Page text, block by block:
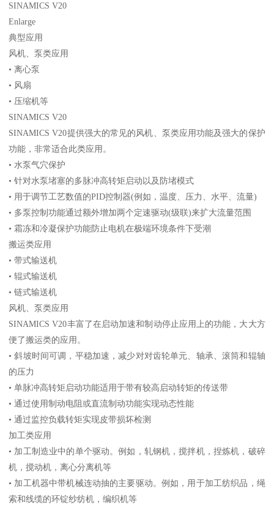
SINAMICS V20
Enlarge
典型应用
风机、泵类应用
• 离心泵
• 风扇
• 压缩机等
SINAMICS V20
SINAMICS V20提供强大的常见的风机、泵类应用功能及强大的保护
功能，非常适合此类应用。
• 水泵气穴保护
• 针对水泵堵塞的多脉冲高转矩启动以及防堵模式
• 用于调节工艺数值的PID控制器(例如，温度、压力、水平、流量)
• 多泵控制功能通过额外增加两个定速驱动(级联)来扩大流量范围
• 霜冻和冷凝保护功能防止电机在极端环境条件下受潮
搬运类应用
• 带式输送机
• 辊式输送机
• 链式输送机
风机、泵类应用
SINAMICS V20丰富了在启动加速和制动停止应用上的功能，大大方
便了搬运类的应用。
• 斜坡时间可调，平稳加速，减少对对齿轮单元、轴承、滚筒和辊轴
的压力
• 单脉冲高转矩启动功能适用于带有较高启动转矩的传送带
• 通过使用制动电阻或直流制动功能实现动态性能
• 通过监控负载转矩实现皮带损坏检测
加工类应用
• 加工制造业中的单个驱动。例如，轧钢机，搅拌机，捏炼机，破碎
机，搅动机，离心分离机等
• 加工机器中带机械连动抽的主要驱动。例如，用于加工纺织品，绳
索和线缆的环锭纱纺机，编织机等